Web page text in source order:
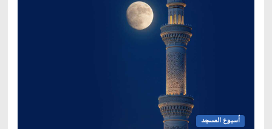
أسبوع المسجد